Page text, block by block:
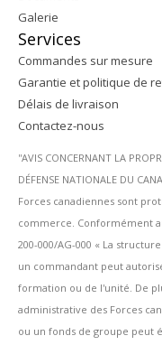
Galerie
Services
Commandes sur mesure
Garantie et politique de
Délais de livraison
Contactez-nous
''AVIS CONCERNANT LA
DÉFENSE NATIONALE DU
Forces canadiennes sont
commerce. Conformément
200-000/AG-000 « La
un commandant peut
formation ou de l'unité. De
administrative des Forces
ou un fonds de groupe peut